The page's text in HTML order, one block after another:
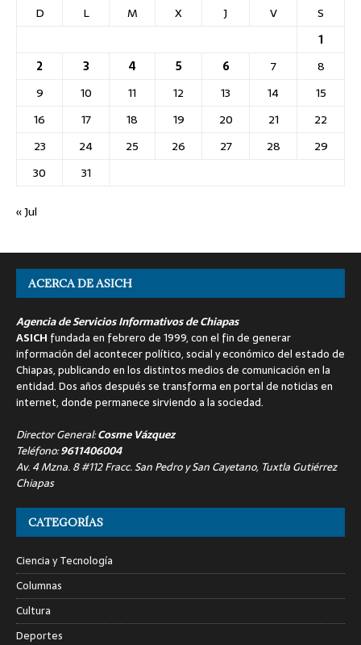
D
L M X J V
S
1
2
3 4 5 6 7
8
9
10 11 12 13 14
15
16
17 18 19 20 21
22
23
24 25 26 27 28
29
30
31
« Jul
ACERCA DE ASICH
Agencia de Servicios Informativos de Chiapas
ASICH fundada en febrero de 1999, con el fin de generar
información del acontecer político, social y económico del estado de
Chiapas, publicando en los distintos medios de comunicación en la
entidad. Dos años después se transforma en portal de noticias en
internet, donde permanece sirviendo a la sociedad.
Director General:Cosme Vázquez
Teléfono:9611406004
Av. 4 Mzna. 8 #112 Fracc. San Pedro y San Cayetano, Tuxtla Gutiérrez
Chiapas
CATEGORÍAS
Ciencia y Tecnología
Columnas
Cultura
Deportes